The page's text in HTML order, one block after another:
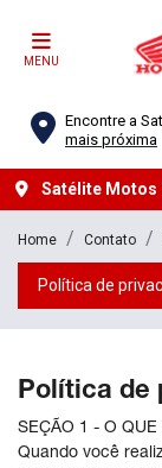
MENU
Encontre a
mais próxima
Satélite Motos
Home Contato
Política de
Política de
SEÇÃO 1 - O QUE
Quando você